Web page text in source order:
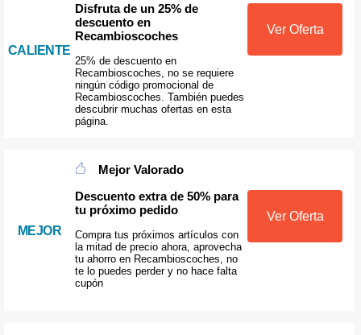
CALIENTE
Disfruta de un 25% de
descuento en
Recambioscoches
25% de descuento en
Recambioscoches, no se requiere
ningún código promocional de
Recambioscoches. También puedes
descubrir muchas ofertas en esta
página.
Ver Oferta
MEJOR
Mejor Valorado
Descuento extra de 50% para
tu próximo pedido
Compra tus próximos artículos con
la mitad de precio ahora, aprovecha
tu ahorro en Recambioscoches, no
te lo puedes perder y no hace falta
cupón
Ver Oferta